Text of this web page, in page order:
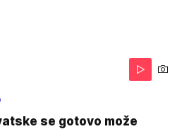
se gotovo može